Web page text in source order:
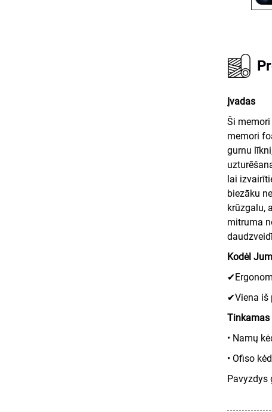
Įvadas
Ši
memori
gurnu
lai
biezāku
krūzgalu,
mitruma
Kodėl
✔Viena iš
• Namų
• Ofiso
Pavyzdys